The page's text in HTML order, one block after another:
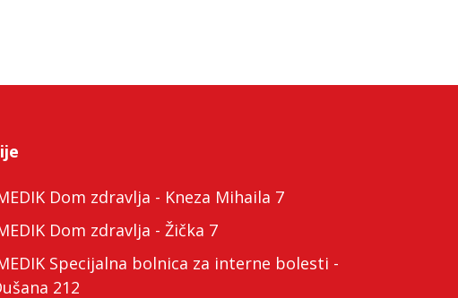
Dom zdravlja - Kneza Mihaila 7
Dom zdravlja - Žička 7
Specijalna bolnica za interne bolesti -
212